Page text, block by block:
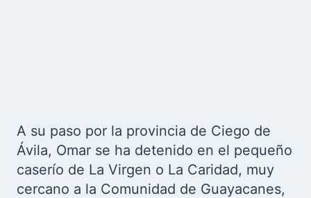
A su paso por la provincia de Ciego de
Ávila, Omar se ha detenido en el pequeño
caserío de La Virgen o La Caridad, muy
cercano a la Comunidad de Guayacanes,